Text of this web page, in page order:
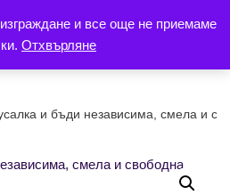
и все още не приемаме
Отхвърляне
и бъди независима, смела и